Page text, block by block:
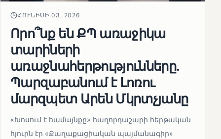
ՀՈՒՆԻՍԻ 03, 2026
Որո՞նք են ՔՊ առաջիկա
տարիների
առաջնահերթությունները.
Պարզաբանում է Լոռու
մարզպետ Արեն Մկրտչյանը
«Խոսում է համայնքը» հաղորդաշարի հերթական
հյուրն էր «Քաղաքացիական պայմանագիր»